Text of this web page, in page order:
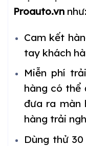
Proauto.vn như:
Cam kết
tay khách
Miễn phí
hàng có thể
đưa ra màn
hàng trải
Dùng thử